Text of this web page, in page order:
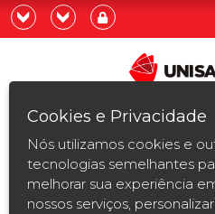
Pós-
Curta
Já sou
Quero ser
ESTUDE
Cookies e Privacidade
Nós utilizamos cookies e
tecnologias semelhantes
melhorar sua experiência
nossos serviços,